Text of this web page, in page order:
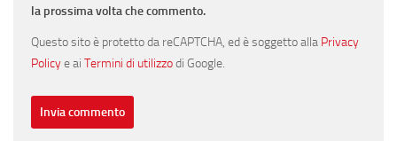
la prossima volta che commento.
Questo sito è protetto da reCAPTCHA, ed è soggetto alla Privacy
Policye ai Termini di utilizzodi Google.